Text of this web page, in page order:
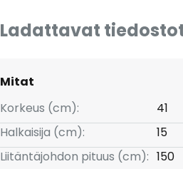
Ladattavat
Mitat
Korkeus (cm):
41
Halkaisija (cm):
15
Liitäntäjohdon pituus (cm): 150